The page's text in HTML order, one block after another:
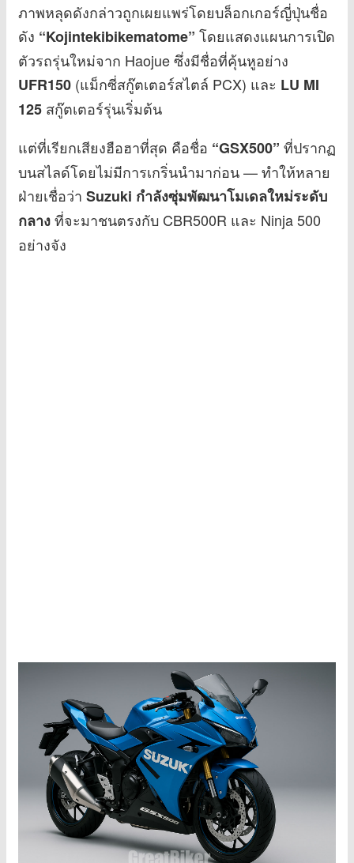
ภาพหลุดดังกล่าวถูกเผยแพร่โดยบล็อกเกอร์ญี่ปุ่นชื่อ
ดัง “Kojintekibikematome” โดยแสดงแผนการเปิด
ตัวรถรุ่นใหม่จาก Haojue ซึ่งมีชื่อที่คุ้นหูอย่าง
UFR150 (แม็กซี่สกู๊ตเตอร์สไตล์ PCX) และ LU MI
125 สกู๊ตเตอร์รุ่นเริ่มต้น
แต่ที่เรียกเสียงฮือฮาที่สุด คือชื่อ “GSX500” ที่ปรากฏ
บนสไลด์โดยไม่มีการเกริ่นนำมาก่อน — ทำให้หลาย
ฝ่ายเชื่อว่า Suzuki กำลังซุ่มพัฒนาโมเดลใหม่ระดับ
กลางที่จะมาชนตรงกับ CBR500R และ Ninja 500
อย่างจัง